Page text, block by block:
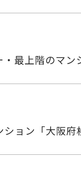
最上階のマン
ョン「大阪府